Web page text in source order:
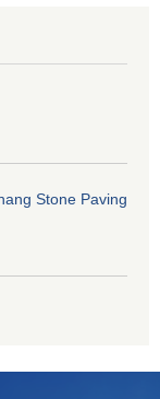
Stone Paving